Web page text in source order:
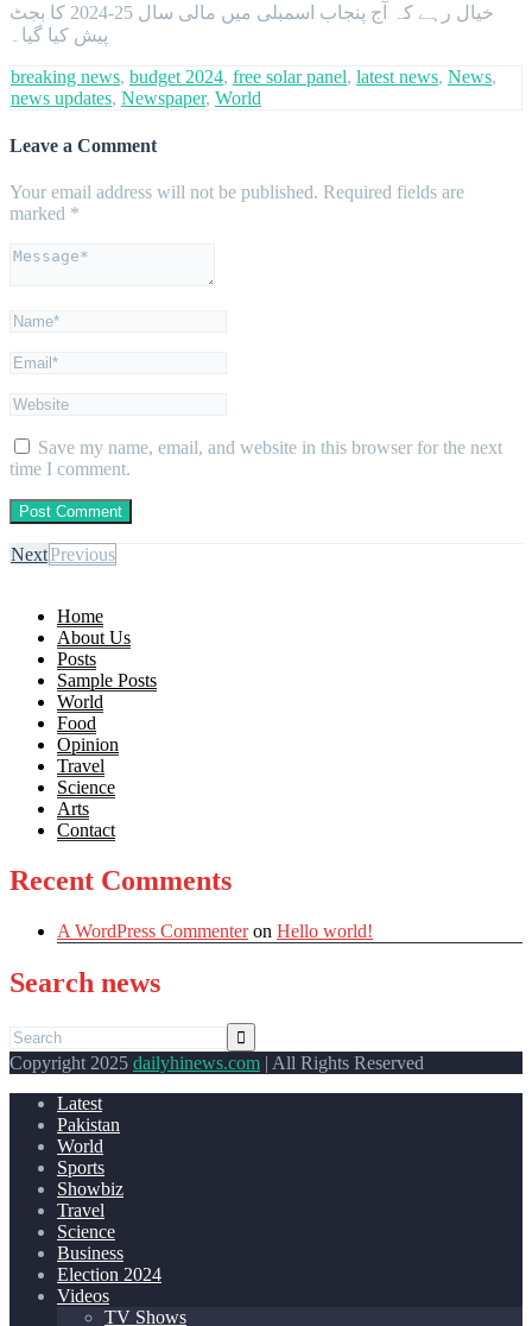
خیال رہے کہ آج پنجاب اسمبلی میں مالی سال 25-2024 کا بجٹ
breaking news, budget 2024, free solar panel, latest news, News,
news updates, Newspaper, World
Leave a Comment
Your email address will not be published. Required fields are
marked *
Save my name, email, and website in this browser for the next
time I comment.
NextPrevious
Home
About Us
Posts
Sample Posts
World
Food
Opinion
Travel
Science
Arts
Contact
Recent Comments
A WordPress Commenteron Hello world!
Search news
Copyright 2025 dailyhinews.com | All Rights Reserved
Latest
Pakistan
World
Sports
Showbiz
Travel
Science
Business
Election 2024
Videos
TV Shows